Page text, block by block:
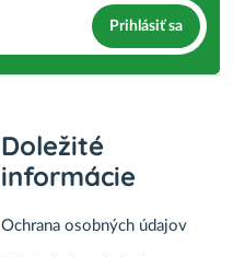
Prihlásiť sa
Doležité
informácie
Ochrana osobných údajov